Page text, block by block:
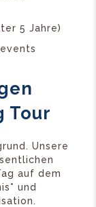
5 Jahre)
Tour
Unsere
auf dem
und